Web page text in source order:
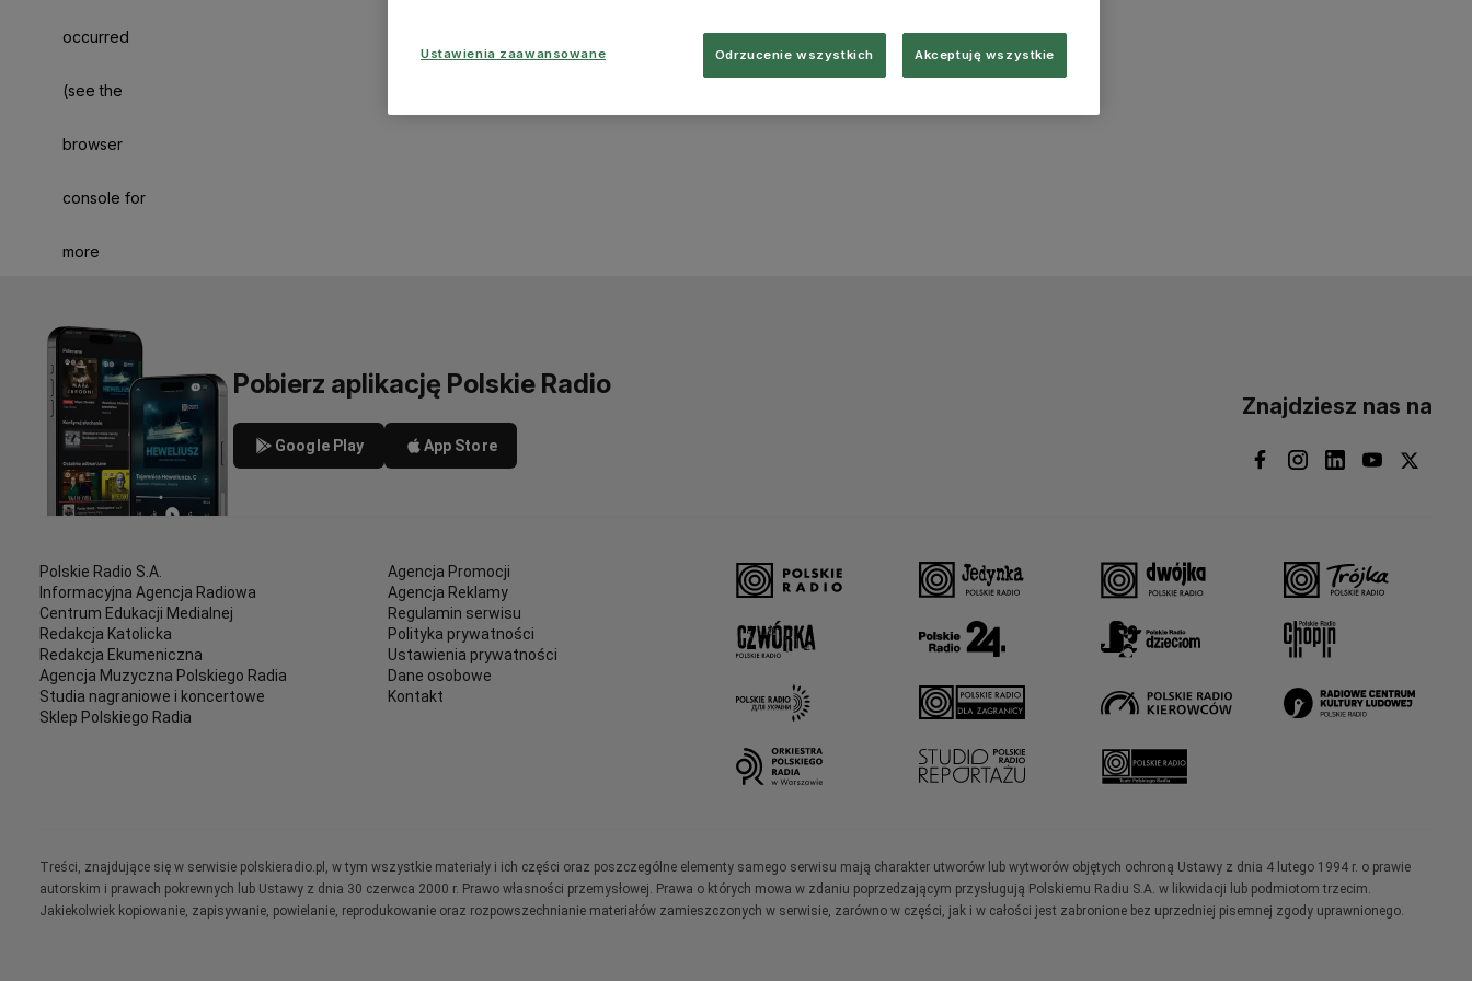
occurred
(see the
browser
console for
more
Pobierz aplikację Polskie Radio
Google Play App Store
Znajdziesz nas na
Polskie Radio S.A.
Informacyjna Agencja Radiowa
Centrum Edukacji Medialnej
Redakcja Katolicka
Redakcja Ekumeniczna
Agencja Muzyczna Polskiego Radia
Studia nagraniowe i koncertowe
Sklep Polskiego Radia
Agencja Promocji
Agencja Reklamy
Regulamin serwisu
Polityka prywatności
Ustawienia prywatności
Dane osobowe
Kontakt
Treści, znajdujące się w serwisie polskieradio.pl, w tym wszystkie materiały i ich części oraz poszczególne elementy samego serwisu mają charakter utworów lub wytworów objętych ochroną Ustawy z dnia 4 lutego 1994 r. o prawie
autorskim i prawach pokrewnych lub Ustawy z dnia 30 czerwca 2000 r. Prawo własności przemysłowej. Prawa o których mowa w zdaniu poprzedzającym przysługują Polskiemu Radiu S.A. w likwidacji lub podmiotom trzecim.
Jakiekolwiek kopiowanie, zapisywanie, powielanie, reprodukowanie oraz rozpowszechnianie materiałów zamieszczonych w serwisie, zarówno w części, jak i w całości jest zabronione bez uprzedniej pisemnej zgody uprawnionego.
Ustawienia zaawansowane Odrzucenie wszystkich Akceptuję wszystkie